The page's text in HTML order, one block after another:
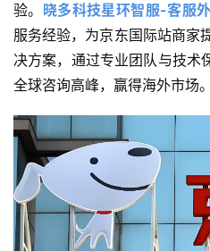
验。 晓多科技星环智服-客服
服务经验，为京东国际站商家
决方案，通过专业团队与技术
全球咨询高峰，赢得海外市场。